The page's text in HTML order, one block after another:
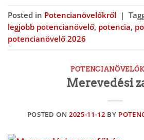
Posted in Potencianövelőkről |
legjobb potencianövelő, potencia,
potencianövelő 2026
Merevedési
POSTED ON2025-11-12 BY